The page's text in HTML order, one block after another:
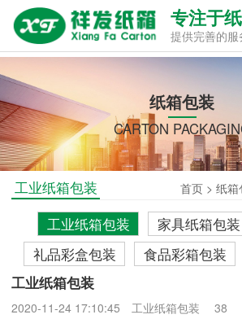
专注于
提供完善的服
纸箱包装
CARTON
工业纸箱包装 首页 > 纸箱
工业纸箱包装 家具纸箱包装
礼品彩盒包装
食品彩箱包装
工业纸箱包装
2020-11-24 17:10:45 工业纸箱包装 38